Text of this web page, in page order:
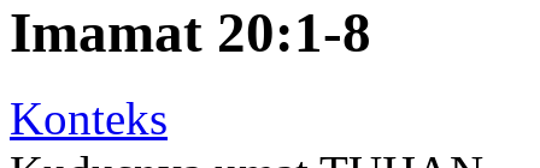
Imamat 20:1-8
Konteks